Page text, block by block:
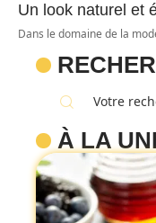
Un look naturel et
Dans le domaine de la
À LA